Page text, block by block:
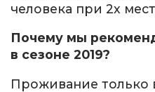
человека при 2х
Почему мы
в сезоне 2019?
Проживание только